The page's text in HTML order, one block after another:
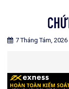
CHỨNG
Blog chia sẻ về
7 Tháng Tám,